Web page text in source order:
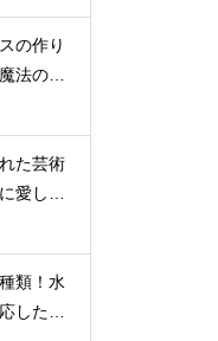
の作り
法のレ
た芸術
愛した
類！水
した菌